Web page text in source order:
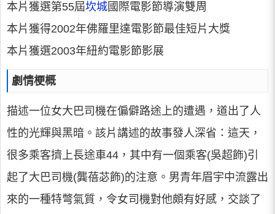
本片獲選第55屆坎城國際電影節導演雙周
本片獲得2002年佛羅里達電影節最佳短片大獎
本片獲選2003年紐約電影節影展
劇情梗概
描述一位女大巴司機在偏僻路途上的遭遇，道出了人
性的光輝與黑暗。該片講述的故事發人深省：這天，
很多乘客擠上長途車44，其中有一個乘客(吳超飾)引
起了大巴司機(龔蓓苾飾)的注意。男青年眉宇中流露出
來的一種特彆氣質，令女司機對他頗有好感，交談了